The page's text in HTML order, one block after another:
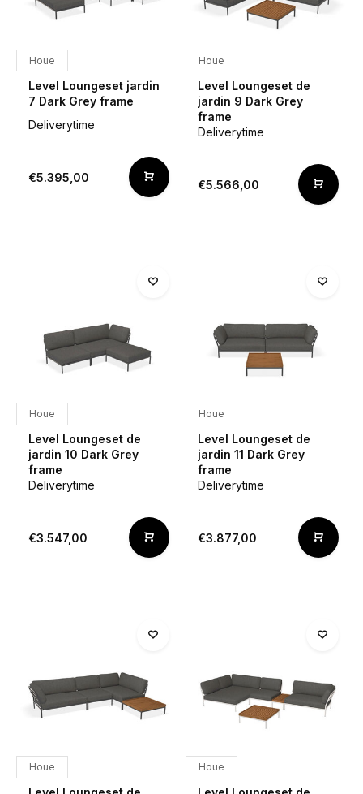
Houe
Level Loungeset jardin
7 Dark Grey frame
Deliverytime
€5.395,00
Houe
Level Loungeset de
jardin 9 Dark Grey
frame
Deliverytime
€5.566,00
Houe
Level Loungeset de
jardin 10 Dark Grey
frame
Deliverytime
€3.547,00
Houe
Level Loungeset de
jardin 11 Dark Grey
frame
Deliverytime
€3.877,00
Houe Houe